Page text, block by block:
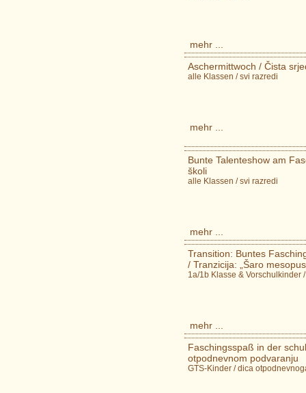
mehr ...
Aschermittwoch / Čista
alle Klassen / svi razredi
mehr ...
Bunte Talenteshow am
školi
alle Klassen / svi razredi
mehr ...
Transition: Buntes
/ Tranzicija: „Šaro
1a/1b Klasse & Vorschulkinder
mehr ...
Faschingsspaß in der
otpodnevnom podvaranju
GTS-Kinder / dica